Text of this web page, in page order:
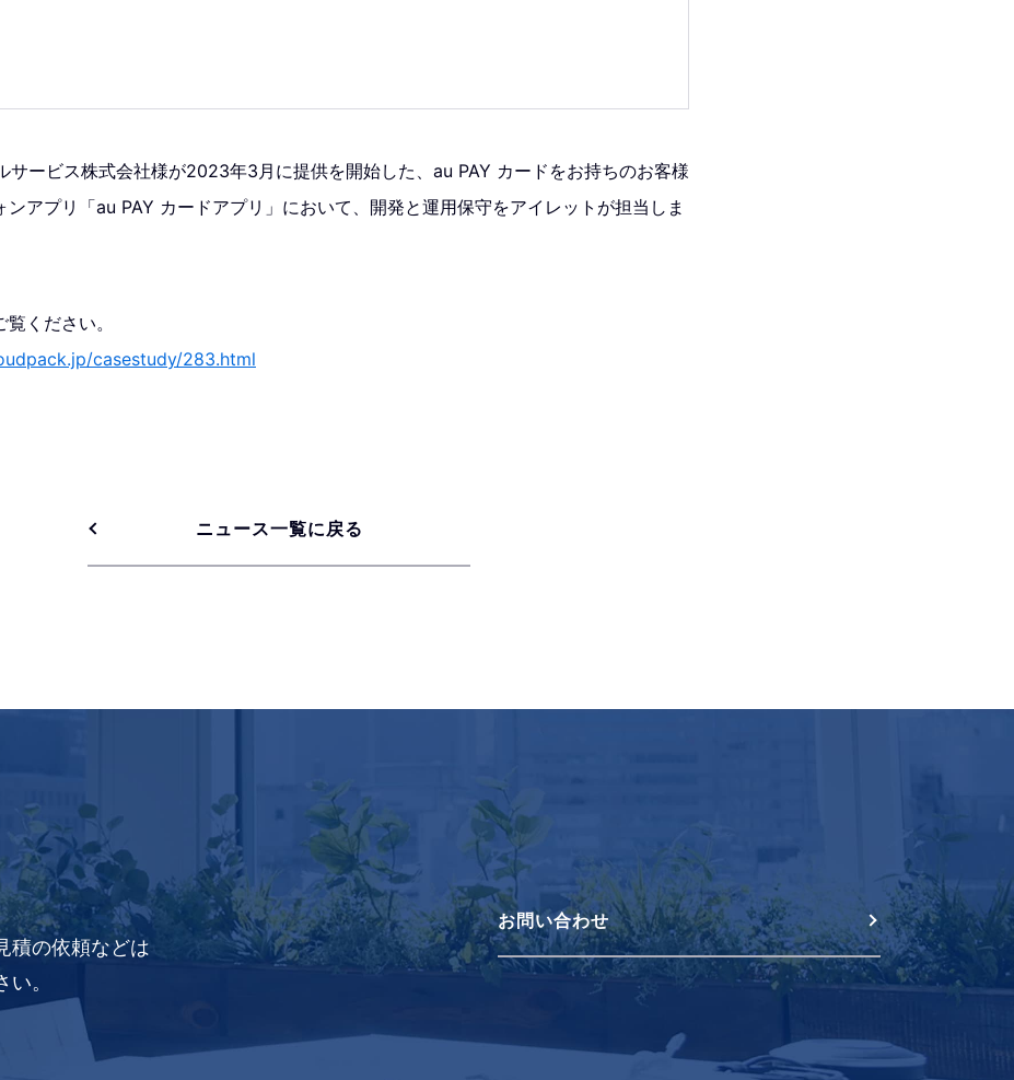
サービス株式会社様が2023年3月に提供を開始した、au PAY カードをお持ちのお客様
ンアプリ「au PAY カードアプリ」において、開発と運用保守をアイレットが担当しま
ください。
casestudy/283.html
ニュース一覧に戻る
積の依頼などは
。
お問い合わせ